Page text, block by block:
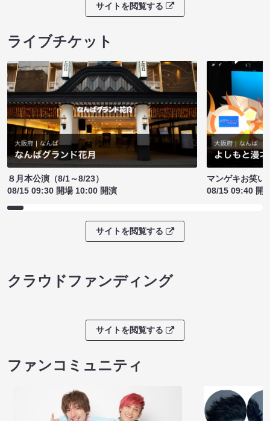
サイトを閲覧する
ライブチケット
８月本公演（8/1～8/23）
08/15 09:30 開場 10:00 開演
マンゲキお笑い
08/15 09:40 開
サイトを閲覧する
クラウドファンディング
サイトを閲覧する
ファンコミュニティ